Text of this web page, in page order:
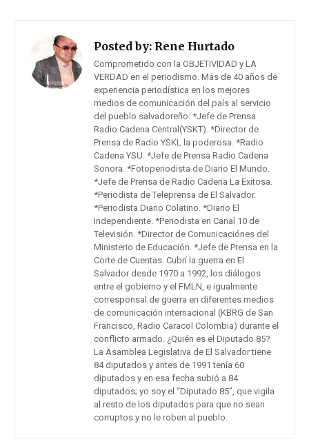
Posted by: Rene Hurtado
Comprometido con la OBJETIVIDAD y LA
VERDAD en el periodismo. Más de 40 años de
experiencia periodística en los mejores
medios de comunicación del país al servicio
del pueblo salvadoreño: *Jefe de Prensa
Radio Cadena Central(YSKT). *Director de
Prensa de Radio YSKL la poderosa. *Radio
Cadena YSU. *Jefe de Prensa Radio Cadena
Sonora. *Fotoperiodista de Diario El Mundo.
*Jefe de Prensa de Radio Cadena La Exitosa.
*Periodista de Teleprensa de El Salvador.
*Periodista Diario Colatino. *Diario El
Independiente. *Periodista en Canal 10 de
Televisión. *Director de Comunicaciónes del
Ministerio de Educación. *Jefe de Prensa en la
Corte de Cuentas. Cubrí la guerra en El
Salvador desde 1970 a 1992, los diálogos
entre el gobierno y el FMLN, e igualmente
corresponsal de guerra en diferentes medios
de comunicación internacional (KBRG de San
Francisco, Radio Caracol Colombia) durante el
conflicto armado. ¿Quién es el Diputado 85?
La Asamblea Legislativa de El Salvador tiene
84 diputados y antes de 1991 tenía 60
diputados y en esa fecha subió a 84
diputados; yo soy el “Diputado 85”, que vigila
al resto de los diputados para que no sean
corruptos y no le roben al pueblo.